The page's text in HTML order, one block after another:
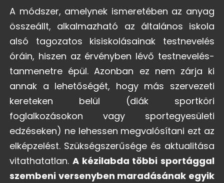
A módszer, amelynek ismeretében az anyag
összeállt, alkalmazható az általános iskola
alsó tagozatos kisiskolásainak testnevelés
óráin, hiszen az érvényben lévő testnevelés-
tanmenetre épül. Azonban ez nem zárja ki
annak a lehetőségét, hogy más szervezeti
kereteken belül (diák sportköri
foglalkozásokon vagy sportegyesületi
edzéseken) ne lehessen megvalósítani ezt az
elképzelést. Szükségszerűsége és aktualitása
vitathatatlan. A kézilabda többi sportággal
szembeni versenyben maradásának egyik